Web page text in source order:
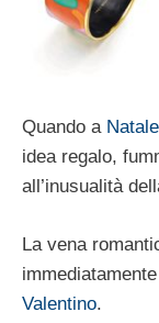
Quando a Natale
idea regalo,
all’inusualità
La vena
Valentino.